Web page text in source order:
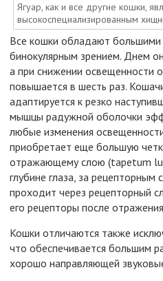
Ягуар, как и все другие кошки,
высокоспециализированным
Все кошки обладают большими
бинокулярным зрением. Днем
а при снижении освещенности
повышается в шесть раз.
адаптируется к резко
мышцы радужной оболочки
любые изменения
приобретает еще большую
отражающему слою (tapetum
глубине глаза, за рецепторным
проходит через рецепторный
его рецепторы после
Кошки отличаются также
что обеспечивается большим
хорошо направляющей